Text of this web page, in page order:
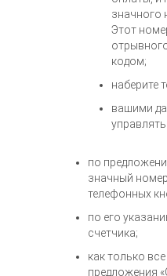
значного
Этот
кодом;
наберите
вашими
по
значный
телефонных
по его
счетчика;
как только
предложения